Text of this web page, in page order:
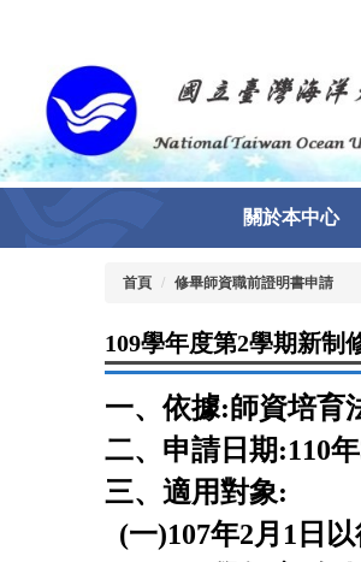
關於本中心
首頁 修畢師資職前證明書申請
109學年度第2學期新制
一、依據:師資培育
二、 申請日期:110年
三、 適用對象:
(一)107年2月 1 日